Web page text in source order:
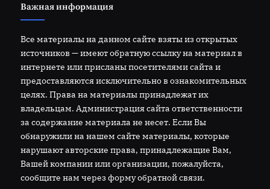
Важная информация
Все материалы на данном сайте взяты из открытых
источников — имеют обратную ссылку на материал в
интернете или присланы посетителями сайта и
предоставляются исключительно в ознакомительных
целях. Права на материалы принадлежат их
владельцам. Администрация сайта ответственности
за содержание материала не несет. Если Вы
обнаружили на нашем сайте материалы, которые
нарушают авторские права, принадлежащие Вам,
Вашей компании или организации, пожалуйста,
сообщите нам через форму обратной связи.